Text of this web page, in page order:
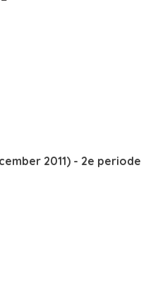
2011) - 2e periode